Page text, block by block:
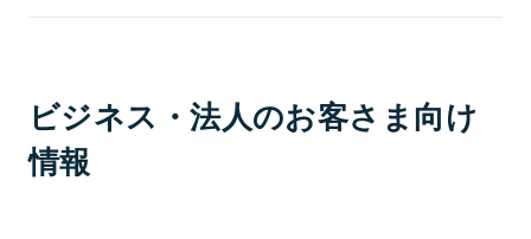
ビジネス・法人のお客さま向け
情報